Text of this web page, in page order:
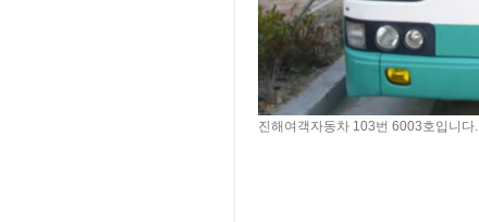
진해여객자동차 103번 6003호입니다.